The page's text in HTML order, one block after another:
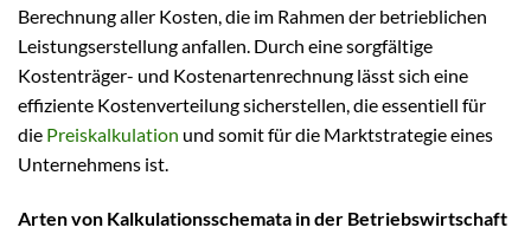
Berechnung aller Kosten, die im Rahmen der betrieblichen
Leistungserstellung anfallen. Durch eine sorgfältige
Kostenträger- und Kostenartenrechnung lässt sich eine
effiziente Kostenverteilung sicherstellen, die essentiell für
die Preiskalkulation und somit für die Marktstrategie eines
Unternehmens ist.
Arten von Kalkulationsschemata in der Betriebswirtschaft